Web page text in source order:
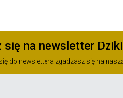
się na newsletter
do newslettera zgadzasz się na